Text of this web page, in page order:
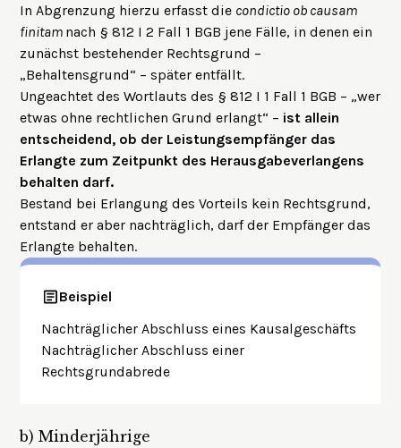
In Abgrenzung hierzu erfasst die condictio ob causam
finitam nach § 812 I 2 Fall 1 BGB jene Fälle, in denen ein
zunächst bestehender Rechtsgrund –
„Behaltensgrund“ – später entfällt.
Ungeachtet des Wortlauts des § 812 I 1 Fall 1 BGB – „wer
etwas ohne rechtlichen Grund erlangt“ – ist allein
entscheidend, ob der Leistungsempfänger das
Erlangte zum Zeitpunkt des Herausgabeverlangens
behalten darf.
Bestand bei Erlangung des Vorteils kein Rechtsgrund,
entstand er aber nachträglich, darf der Empfänger das
Erlangte behalten.
Beispiel
Nachträglicher Abschluss eines Kausalgeschäfts
Nachträglicher Abschluss einer
Rechtsgrundabrede
b) Minderjährige